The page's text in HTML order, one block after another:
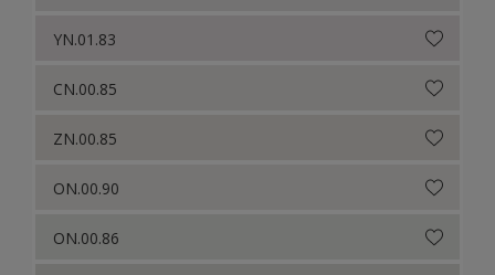
YN.01.83
CN.00.85
ZN.00.85
ON.00.90
ON.00.86